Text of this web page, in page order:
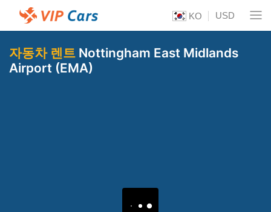
KO USD
자동차 렌트 Nottingham East Midlands
Airport (EMA)